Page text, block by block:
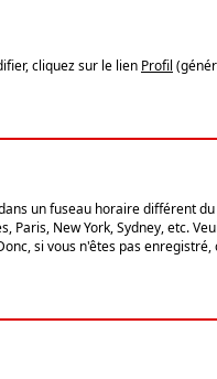
cliquez sur le lien Profil
un fuseau horaire différent
New York, Sydney, etc.
si vous n'êtes pas